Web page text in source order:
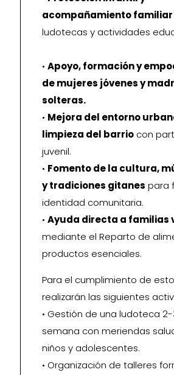
acompañamiento familiar
ludotecas y actividades
• Apoyo, formación y
de mujeres jóvenes y
solteras.
• Mejora del entorno
limpieza del barrio con
juvenil.
• Fomento de la cultura,
y tradiciones gitanes para
identidad comunitaria.
• Ayuda directa a familias
mediante el Reparto de
productos esenciales.
Para el cumplimiento de
realizarán las siguientes
• Gestión de una ludoteca
semana con meriendas
niños y adolescentes.
• Organización de talleres